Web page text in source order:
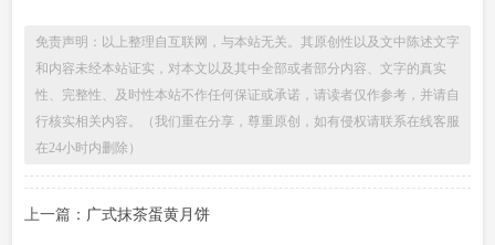
免责声明：以上整理自互联网，与本站无关。其原创性以及文中陈述文字
和内容未经本站证实，对本文以及其中全部或者部分内容、文字的真实
性、完整性、及时性本站不作任何保证或承诺，请读者仅作参考，并请自
行核实相关内容。（我们重在分享，尊重原创，如有侵权请联系在线客服
在24小时内删除）
上一篇： 广式抹茶蛋黄月饼